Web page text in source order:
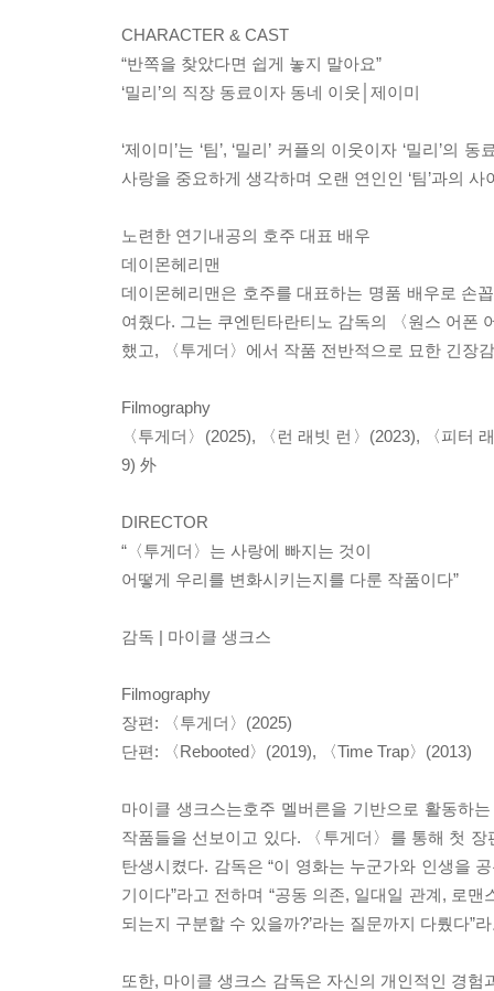
CHARACTER & CAST
“반쪽을 찾았다면 쉽게 놓지 말아요”
‘밀리’의 직장 동료이자 동네 이웃│제이미
‘제이미’는 ‘팀’, ‘밀리’ 커플의 이웃이자 ‘밀리’의
사랑을 중요하게 생각하며 오랜 연인인 ‘팀’과의
노련한 연기내공의 호주 대표 배우
데이몬헤리맨
데이몬헤리맨은 호주를 대표하는 명품 배우로 손
여줬다. 그는 쿠엔틴타란티노 감독의 〈원스 어폰
했고, 〈투게더〉에서 작품 전반적으로 묘한 긴장
Filmography
〈투게더〉(2025), 〈런 래빗 런〉(2023), 〈피터
9) 外
DIRECTOR
“〈투게더〉는 사랑에 빠지는 것이
어떻게 우리를 변화시키는지를 다룬 작품이다”
감독 | 마이클 생크스
Filmography
장편: 〈투게더〉(2025)
단편: 〈Rebooted〉(2019), 〈Time Trap〉(2013)
마이클 생크스는호주 멜버른을 기반으로 활동하
작품들을 선보이고 있다. 〈투게더〉를 통해 첫
탄생시켰다. 감독은 “이 영화는 누군가와 인생을
기이다”라고 전하며 “공동 의존, 일대일 관계, 로
되는지 구분할 수 있을까?’라는 질문까지 다뤘다”
또한, 마이클 생크스 감독은 자신의 개인적인 경험